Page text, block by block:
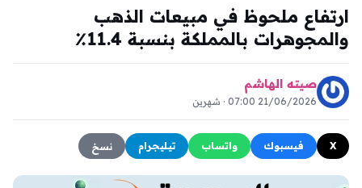
ارتفاع ملحوظ في مبيعات الذهب
والمجوهرات بالمملكة بنسبة 11.4٪
صيته الهاشم
21/06/2026 07:00 · شهرين
X فيسبوك واتساب تيليجرام نسخ